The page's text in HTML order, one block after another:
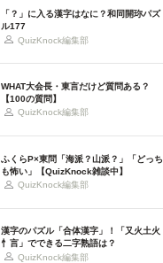
「？」に入る漢字はなに？和同開珎パズ
ル177
QuizKnock編集部
WHAT大会長・東言だけど質問ある？
【100の質問】
QuizKnock編集部
ふくらP×東問「海派？山派？」「どっち
も怖い」【QuizKnock雑談中】
QuizKnock編集部
漢字のパズル「合体漢字」！「又火土火
忄言」でできる二字熟語は？
QuizKnock編集部